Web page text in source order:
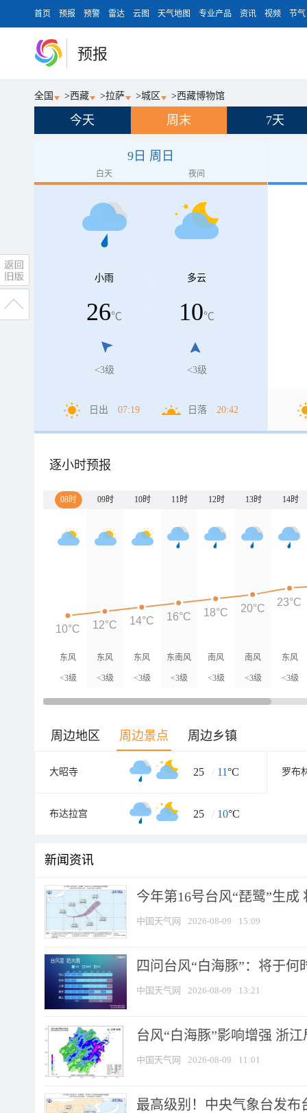
首页 预报 预警 雷达 云图 天气地图 专业产品 资讯 视频 节气
预报
全国 >西藏 >拉萨 >城区 >西藏博物馆
今天 周末 7天
9日 周日
白天 夜间
小雨
26℃
<3级
多云
10℃
<3级
日出 07:19 日落 20:42
逐小时预报
08时 09时 10时 11时 12时 13时 14时
东风
<3级
东风
<3级
东风
<3级
东南风
<3级
南风
<3级
南风
<3级
东风
<3级
10°C 12°C 14°C 16°C 18°C 20°C
23°C
周边地区 周边景点 周边乡镇
大昭寺 25 / 11°C 罗布
布达拉宫 25 / 10°C
新闻资讯
今年第16号台风“琵鹭”生
中国天气网 2026-08-09 15:09
四问台风“白海豚”：将于
中国天气网 2026-08-09 13:21
台风“白海豚”影响增强 浙
中国天气网 2026-08-09 11:01
最高级别！中央气象台发布